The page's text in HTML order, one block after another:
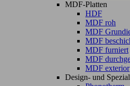
MDF-Platten
HDF
MDF roh
MDF
MDF
MDF furniert
MDF
MDF exterior
Design- und